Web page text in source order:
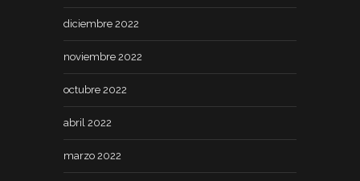
diciembre 2022
noviembre 2022
octubre 2022
abril 2022
marzo 2022